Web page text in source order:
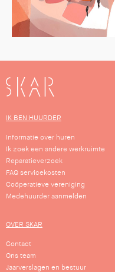
SKAR
IK BEN HUURDER
Informatie over huren
Ik zoek een andere werkruimte
Reparatieverzoek
FAQ servicekosten
Coöperatieve vereniging
Medehuurder aanmelden
OVER SKAR
Contact
Ons team
Jaarverslagen en bestuur